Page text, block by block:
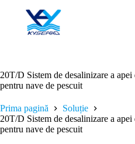
conținut
20T/D Sistem de desalinizare a
pentru nave de pescuit
Prima pagină
Soluție
20T/D Sistem de desalinizare a
pentru nave de pescuit